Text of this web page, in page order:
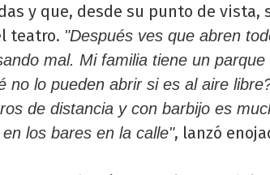
y que, desde su punto de vista,
teatro. "Después ves que abren
mal. Mi familia tiene un
no lo pueden abrir si es al aire
de distancia y con barbijo es
los bares en la calle", lanzó